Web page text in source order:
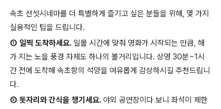
속초 선셋시네마를 더 특별하게 즐기고 싶은 분들을 위해, 몇 가지
실용적인 팁을 드립니다.
① 일찍 도착하세요. 일몰 시간에 맞춰 영화가 시작되는 만큼, 해
가 지는 노을 풍경 자체도 하나의 볼거리입니다. 상영 30분~1시
간 전에 도착해 속초항의 석양을 여유롭게 감상하시길 추천드립니
다.
② 돗자리와 간식을 챙기세요. 야외 공연장이다 보니 좌석이 제한